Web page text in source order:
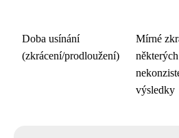
Doba usínání
(zkrácení/prodloužení)
Mírné
výsledky